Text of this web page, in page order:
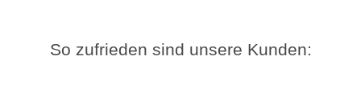
So zufrieden sind unsere Kunden: